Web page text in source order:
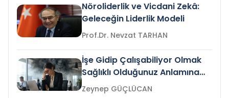
Nöroliderlik ve Vicdani Zekâ:
Geleceğin Liderlik Modeli
Prof.Dr. Nevzat TARHAN
İşe Gidip Çalışabiliyor Olmak
Sağlıklı Olduğunuz Anlamına
Gelir mi?Zeynep GÜÇLÜCAN